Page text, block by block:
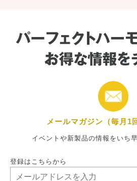
メールマガジン（毎月1
イベントや新製品の情報をいち
登録はこちらから